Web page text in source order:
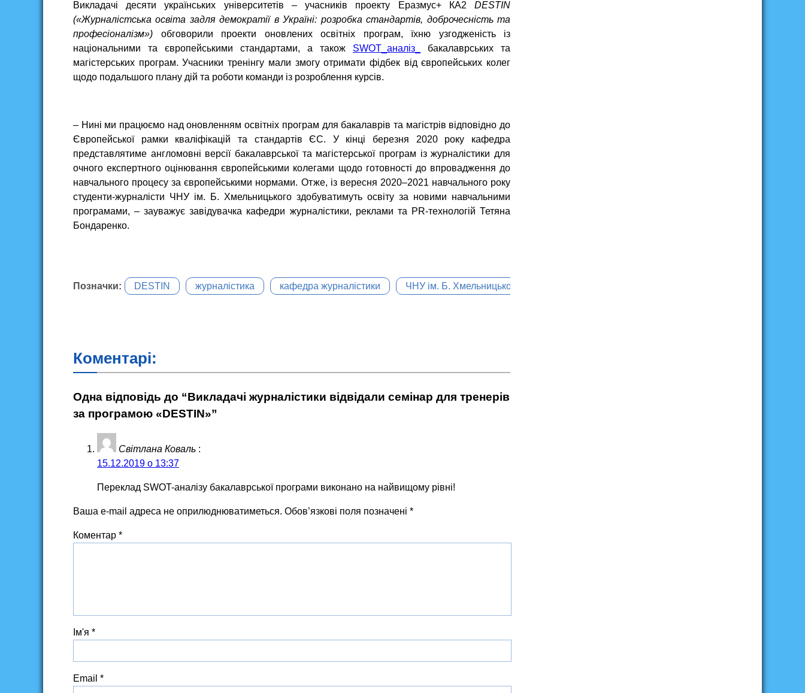
Викладачі десяти українських університетів – учасників проекту Еразмус+ КА2 DESTIN
(«Журналістська освіта задля демократії в Україні: розробка стандартів, доброчесність та
професіоналізм») обговорили проекти оновлених освітніх програм, їхню узгодженість із
національними та європейськими стандартами, а також SWOT_аналіз_
бакалаврських та
магістерських програм. Учасники тренінгу мали змогу отримати фідбек від європейських колег
щодо подальшого плану дій та роботи команди із розроблення курсів.
– Нині ми працюємо над оновленням освітніх програм для бакалаврів та магістрів відповідно до
Європейської рамки кваліфікацій та стандартів ЄС. У кінці березня 2020 року кафедра
представлятиме англомовні версії бакалаврської та магістерської програм із журналістики для
очного експертного оцінювання європейськими колегами щодо готовності до впровадження до
навчального процесу за європейськими нормами. Отже, із вересня 2020–2021 навчального року
студенти-журналісти ЧНУ ім. Б. Хмельницького здобуватимуть освіту за новими навчальними
програмами, – зауважує завідувачка кафедри журналістики, реклами та PR-технологій Тетяна
Бондаренко.
Позначки: DESTIN журналістика кафедра журналістики ЧНУ ім. Б. Хмельницького
Коментарі:
Одна відповідь до “Викладачі журналістики відвідали семінар для тренерів
за програмою «DESTIN»”
Світлана Коваль :
15.12.2019 о 13:37
Переклад SWOT-аналізу бакалаврської програми виконано на найвищому рівні!
Ваша e-mail адреса не оприлюднюватиметься. Обов’язкові поля позначені *
Коментар *
Ім'я *
Email *